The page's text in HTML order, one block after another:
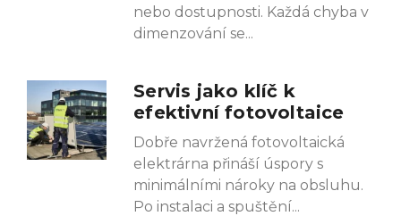
nebo dostupnosti. Každá chyba v
dimenzování se
Servis jako klíč k
efektivní fotovoltaice
Dobře navržená fotovoltaická
elektrárna přináší úspory s
minimálními nároky na obsluhu.
Po instalaci a spuštění